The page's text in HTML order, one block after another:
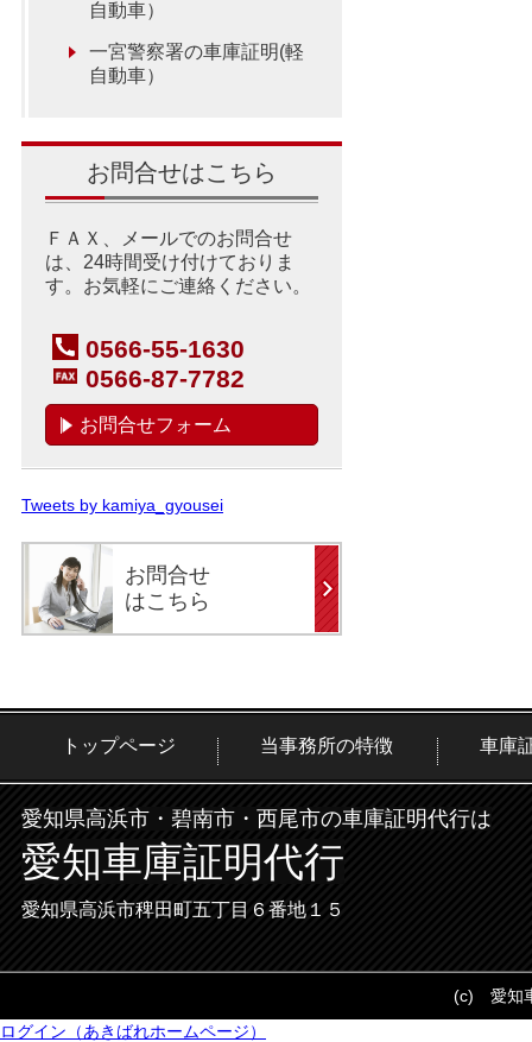
自動車）
一宮警察署の車庫証明(軽
自動車）
お問合せはこちら
ＦＡＸ、メールでのお問合せ
は、24時間受け付けておりま
す。お気軽にご連絡ください。
0566-55-1630
0566-87-7782
お問合せフォーム
Tweets by kamiya_gyousei
お問合せ
はこちら
トップページ 当事務所の特徴 車庫
愛知県高浜市・碧南市・西尾市の車庫証明代行は
愛知車庫証明代行
愛知県高浜市稗田町五丁目６番地１５
(c) 愛知
ログイン（あきばれホームページ）